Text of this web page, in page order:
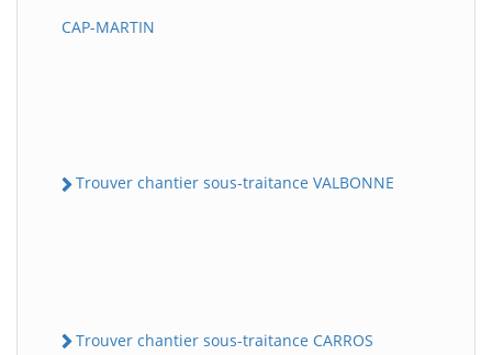
CAP-MARTIN
Trouver chantier sous-traitance VALBONNE
Trouver chantier sous-traitance CARROS